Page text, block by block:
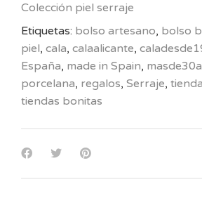
Colección piel serraje
Etiquetas: bolso artesano, bolso
piel, cala, calaalicante,
España, made in Spain,
porcelana, regalos, Serraje,
tiendas bonitas